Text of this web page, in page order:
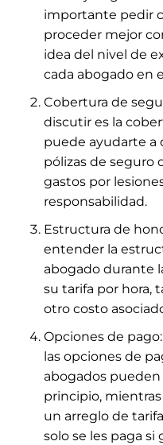
importante pedir
proceder mejor
idea del nivel de
cada abogado en
Cobertura de
discutir es la
puede ayudarte a
pólizas de seguro
gastos por
responsabilidad.
Estructura de
entender la
abogado durante
su tarifa por hora,
otro costo
Opciones de
las opciones de
abogados
principio,
un arreglo de
solo se les paga si